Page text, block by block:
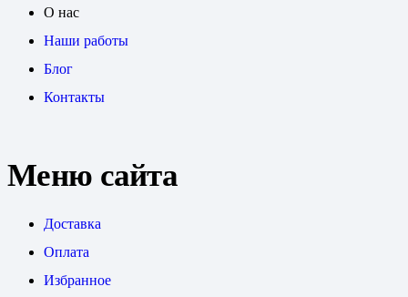
О нас
Наши работы
Блог
Контакты
Меню сайта
Доставка
Оплата
Избранное